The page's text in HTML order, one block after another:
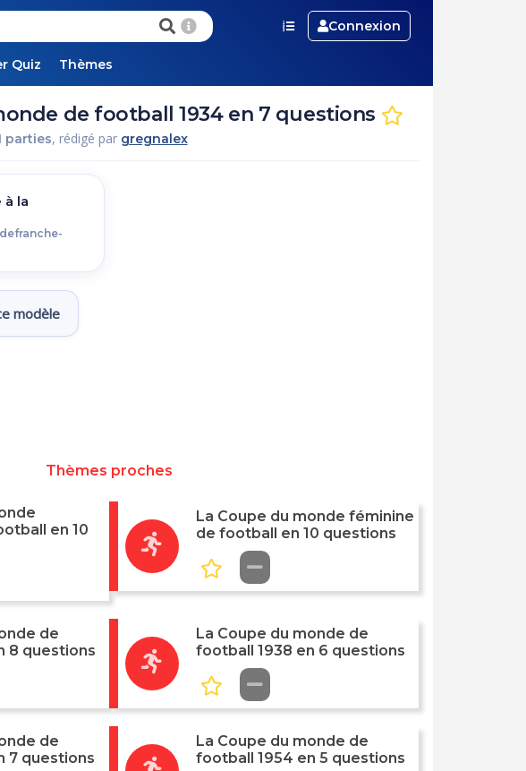
Connexion
Quiz Thèmes
de football 1934 en 7 questions
parties, rédigé par gregnalex
à la
modèle
Thèmes proches
en 10
La Coupe du monde féminine
de football en 10 questions
de
8 questions
La Coupe du monde de
football 1938 en 6 questions
de
7 questions
La Coupe du monde de
football 1954 en 5 questions